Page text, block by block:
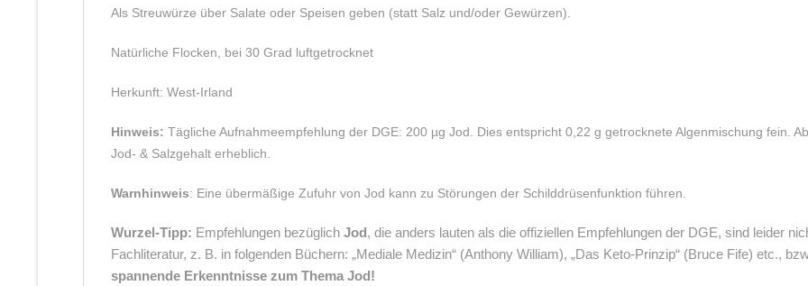
Als Streuwürze über Salate oder Speisen geben (statt Salz und/oder Gewürzen).
Natürliche Flocken, bei 30 Grad luftgetrocknet
Herkunft: West-Irland
Hinweis: Tägliche Aufnahmeempfehlung der DGE: 200 µg Jod. Dies entspricht 0,22 g getrocknete Algenmischung fein.
Jod- & Salzgehalt erheblich.
Warnhinweis: Eine übermäßige Zufuhr von Jod kann zu Störungen der Schilddrüsenfunktion führen.
Wurzel-Tipp: Empfehlungen bezüglich Jod, die anders lauten als die offiziellen Empfehlungen der DGE, sind leider
Fachliteratur, z. B. in folgenden Büchern: „Mediale Medizin“ (Anthony William), „Das Keto-Prinzip“ (Bruce Fife) etc.,
spannende Erkenntnisse zum Thema Jod!